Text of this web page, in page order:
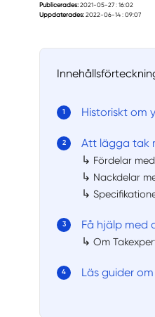
Publicerades: 2021-05-27 : 16:02
Uppdaterades: 2022-06-14 : 09:07
Historiskt om
Att lägga tak
↳ Fördelar
↳ Nackdelar
↳
Få hjälp
↳ Om
Läs guider